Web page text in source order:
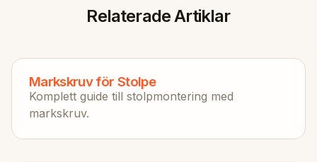
Relaterade Artiklar
Markskruv för Stolpe
Komplett guide till stolpmontering med
markskruv.